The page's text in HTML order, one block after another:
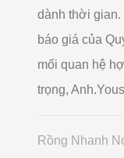
dành thời
báo giá của
mối quan hệ
trọng,
Rồng Nhanh